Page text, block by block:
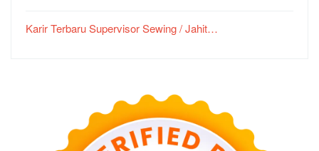
Karir Terbaru Supervisor Sewing / Jahit…